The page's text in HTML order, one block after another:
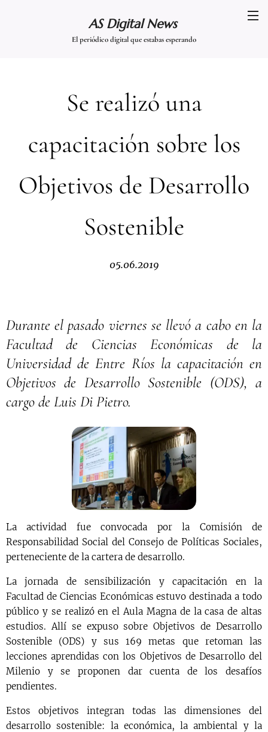
AS Digital News
El periódico digital que estabas esperando
Se realizó una
capacitación sobre los
Objetivos de Desarrollo
Sostenible
05.06.2019
Durante el pasado viernes se llevó a cabo en la
Facultad de Ciencias Económicas de la
Universidad de Entre Ríos la capacitación en
Objetivos de Desarrollo Sostenible (ODS), a
cargo de Luis Di Pietro.
La actividad fue convocada por la Comisión de
Responsabilidad Social del Consejo de Políticas Sociales,
perteneciente de la cartera de desarrollo.
La jornada de sensibilización y capacitación en la
Facultad de Ciencias Económicas estuvo destinada a todo
público y se realizó en el Aula Magna de la casa de altas
estudios. Allí se expuso sobre Objetivos de Desarrollo
Sostenible (ODS) y sus 169 metas que retoman las
lecciones aprendidas con los Objetivos de Desarrollo del
Milenio y se proponen dar cuenta de los desafíos
pendientes.
Estos objetivos integran todas las dimensiones del
desarrollo sostenible: la económica, la ambiental y la